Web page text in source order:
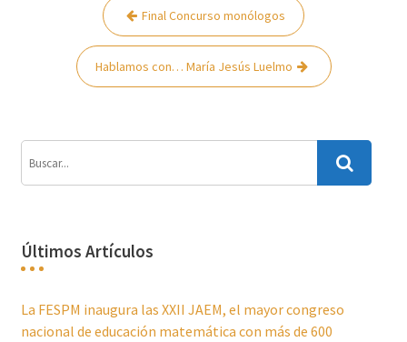
Navegación
entradas
Final Concurso monólogos
Hablamos con… María Jesús Luelmo
Últimos Artículos
La FESPM inaugura las XXII JAEM, el mayor congreso
nacional de educación matemática con más de 600